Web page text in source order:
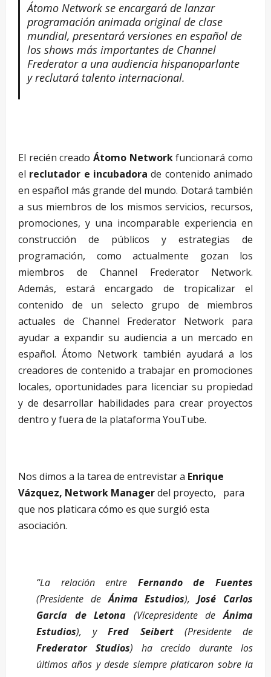
Átomo Network se encargará de lanzar
programación animada original de clase
mundial, presentará versiones en español de
los shows más importantes de Channel
Frederator a una audiencia hispanoparlante
y reclutará talento internacional.
El recién creado Átomo Networkfuncionará como
el reclutador e incubadora de contenido animado
en español más grande del mundo. Dotará también
a sus miembros de los mismos servicios, recursos,
promociones, y una incomparable experiencia en
construcción de públicos y estrategias de
programación, como actualmente gozan los
miembros de Channel Frederator Network.
Además, estará encargado de tropicalizar el
contenido de un selecto grupo de miembros
actuales de Channel Frederator Network para
ayudar a expandir su audiencia a un mercado en
español. Átomo Network también ayudará a los
creadores de contenido a trabajar en promociones
locales, oportunidades para licenciar su propiedad
y de desarrollar habilidades para crear proyectos
dentro y fuera de la plataforma YouTube.
Nos dimos a la tarea de entrevistar a Enrique
Vázquez, Network Managerdel proyecto, para
que nos platicara cómo es que surgió esta
asociación.
“La relación entre Fernando de Fuentes
(Presidente deÁnima Estudios),José Carlos
García de Letona (Vicepresidente de Ánima
Estudios), yFred Seibert(Presidente de
Frederator Studios) ha crecido durante los
últimos años y desde siempre platicaron sobre la